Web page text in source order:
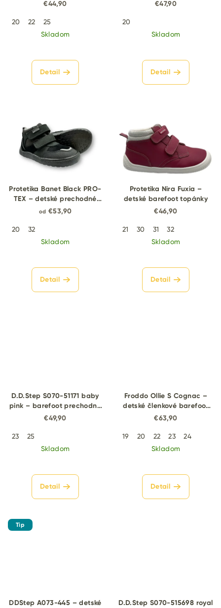
€44,90
20 22
25
Skladom
Detail
€47,90
20
Skladom
Detail
Protetika Banet Black PRO-
TEX – detské prechodné
barefoot topánky
od €53,90
20
32
Skladom
Detail
Protetika Nira Fuxia –
detské barefoot topánky
€46,90
21 30 31
32
Skladom
Detail
D.D.Step S070-51171 baby
pink – barefoot prechodné
topánky
€49,90
23
25
Skladom
Detail
Froddo Ollie S Cognac –
detské členkové barefoot
topánky
€63,90
19 20 22 23
24
Skladom
Detail
Tip
DDStep A073-445 – detské
D.D.Step S070-515698 royal